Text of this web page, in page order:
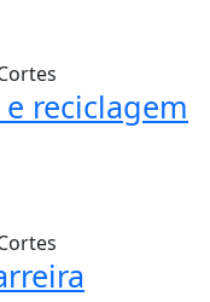
reciclagem